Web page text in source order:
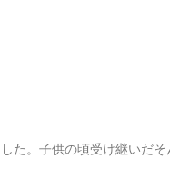
た。子供の頃受け継いだ